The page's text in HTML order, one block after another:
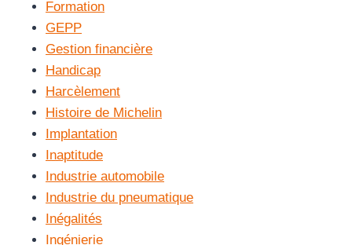
Formation
GEPP
Gestion financière
Handicap
Harcèlement
Histoire de Michelin
Implantation
Inaptitude
Industrie automobile
Industrie du pneumatique
Inégalités
Ingénierie